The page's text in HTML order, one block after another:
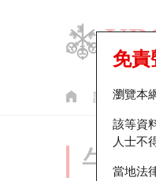
認股證
免責
瀏覽本
該等資
人士不
當地法
牛